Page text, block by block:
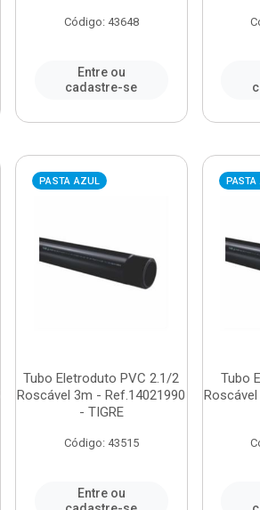
Código: 43648
Entre ou
cadastre-se
PASTA AZUL
Tubo Eletroduto PVC 2.1/2
Roscável 3m - Ref.14021990
- TIGRE
Código: 43515
Entre ou
Tubo